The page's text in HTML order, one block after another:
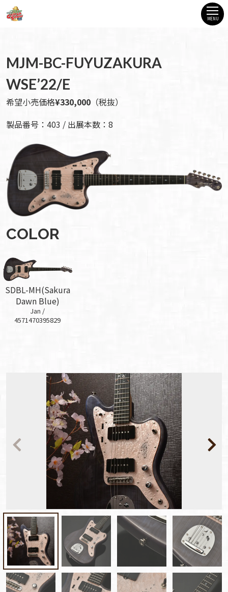
MENU
MJM-BC-FUYUZAKURA
WSE’22/E
希望小売価格¥330,000 （税抜）
製品番号：403 / 出展本数：8
COLOR
SDBL-MH(Sakura
Dawn Blue)
Jan /
4571470395829